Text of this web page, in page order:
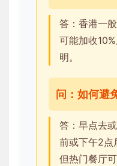
答：香港一
可能加收
明。
问：如何避
答：早点去
前或下午2点
但热门餐厅